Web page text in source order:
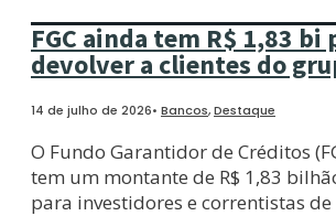
FGC ainda tem R$ 1,83 bi
devolver a clientes do
14 de julho de 2026• Bancos,Destaque
O Fundo Garantidor de Créditos
tem um montante de R$ 1,83
para investidores e correntistas